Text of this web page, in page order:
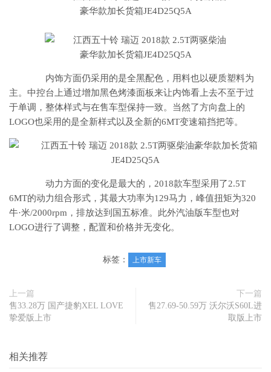
内饰方面仍采用的是全黑配色，用料也以硬质塑料为
主。中控台上通过增加黑色烤漆面板来让内饰看上去不至于过
于单调，整体样式与在售车型保持一致。当然了方向盘上的
LOGO也采用的是全新样式以及全新的6MT变速箱挡把等。
动力方面的变化是最大的，2018款车型采用了2.5T
6MT的动力组合形式，其最大功率为129马力，峰值扭矩为320
牛·米/2000rpm，排放达到国五标准。此外汽油版车型也对
LOGO进行了调整，配置和价格并无变化。
标签： 上市新车
上一篇
售33.28万 国产捷豹XEL LOVE
挚爱版上市
下一篇
售27.69-50.59万 沃尔沃S60L进
取版上市
相关推荐